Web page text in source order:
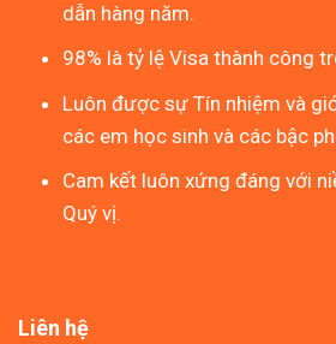
dẫn hàng năm.
98% là tỷ lệ Visa thành công
Luôn được sự Tín nhiệm và
các em học sinh và các bậc
Cam kết luôn xứng đáng với
Quý vị.
Liên hệ